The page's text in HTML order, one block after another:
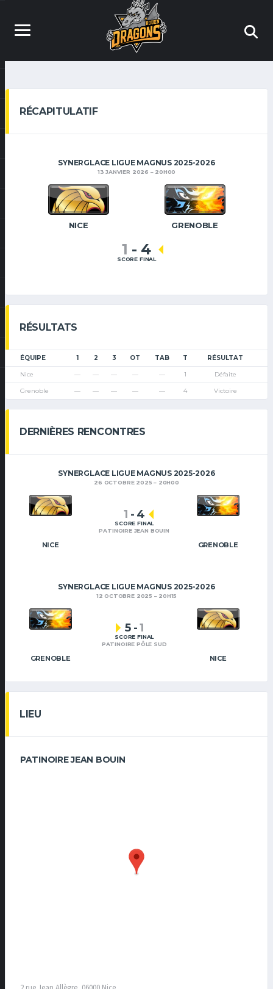
RÉCAPITULATIF
SYNERGLACE LIGUE MAGNUS 2025-2026
13 JANVIER 2026 20H00
NICE GRENOBLE
1 - 4
SCORE FINAL
RÉSULTATS
ÉQUIPE 1 2 3 OT TAB T RÉSULTAT
Nice — — — — — 1 Défaite
Grenoble — — — — — 4 Victoire
DERNIÈRES RENCONTRES
SYNERGLACE LIGUE MAGNUS 2025-2026
26 OCTOBRE 2025 20H00
NICE GRENOBLE
1 - 4
SCORE FINAL
PATINOIRE JEAN BOUIN
SYNERGLACE LIGUE MAGNUS 2025-2026
12 OCTOBRE 2025 20H15
GRENOBLE NICE
5 -1
SCORE FINAL
PATINOIRE PÔLE SUD
LIEU
PATINOIRE JEAN BOUIN